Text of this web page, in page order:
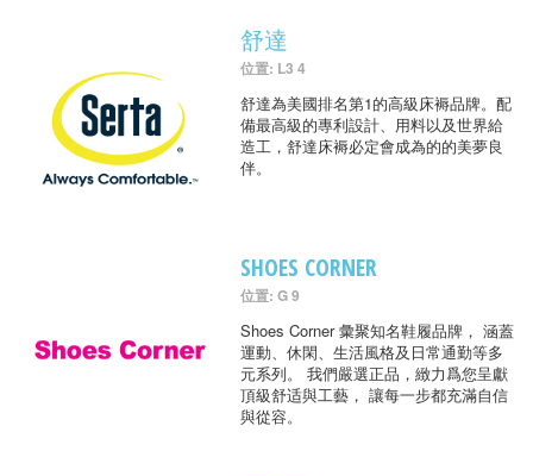
舒達
位置: L3 4
舒達為美國排名第1的高級床褥品牌。配
備最高級的專利設計、用料以及世界給
造工，舒達床褥必定會成為的的美夢良
伴。
SHOES CORNER
位置: G 9
Shoes Corner 彙聚知名鞋履品牌， 涵蓋
運動、休閑、生活風格及日常通勤等多
元系列。 我們嚴選正品，緻力爲您呈獻
頂級舒适與工藝， 讓每一步都充滿自信
與從容。